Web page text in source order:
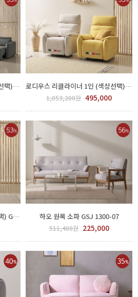
제네시스 리클라이너 1인 (색상선택) GSJ 1300-04 로디우스 리클라이너 1인 (색상선택) GSJ 1300-05
1,053,200원 495,000
우루스 리클라이너 1인 (색상선택) GSJ 1300-06 하오 원목 소파 GSJ 1300-07
511,400원 225,000